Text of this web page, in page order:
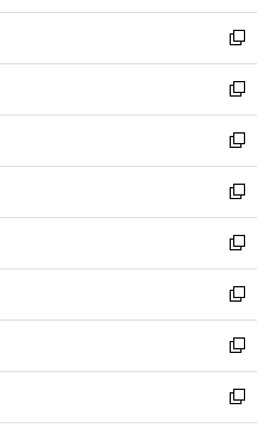
開
く
ウ
で
開
く
ン
ド
ウ
で
開
く
ウ
ィ
ン
ド
ウ
で
開
く
新
し
い
ウ
ィ
ン
ド
ウ
で
開
く
新
し
い
ウ
ィ
ン
ド
ウ
で
開
く
新
し
い
ウ
ィ
ン
ド
ウ
で
開
く
新
し
い
ウ
ィ
ン
ド
ウ
で
開
新
し
い
ウ
ィ
ン
ド
ウ
新
し
い
ウ
ィ
ン
新
し
い
ウ
新
し